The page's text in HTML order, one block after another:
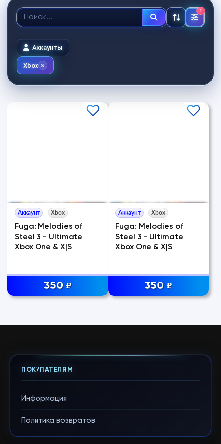
1
Аккаунты
Xbox
Аккаунт Xbox
Fuga: Melodies of
Steel 3 - Ultimate
Xbox One & X|S
350 ₽
Аккаунт Xbox
Fuga: Melodies of
Steel 3 - Ultimate
Xbox One & X|S
350 ₽
ПОКУПАТЕЛЯМ
Информация
Политика возвратов